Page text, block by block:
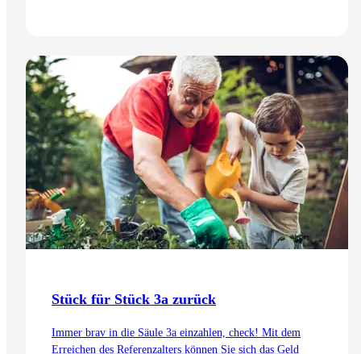
Stück für Stück 3a zurück
Immer brav in die Säule 3a einzahlen, check! Mit dem
Erreichen des Referenzalters können Sie sich das Geld